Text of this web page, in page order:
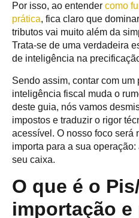
Por isso, ao entender como
prática, fica claro que
tributos vai muito além da
Trata-se de uma verdadeira
de inteligência na
Sendo assim, contar com um
inteligência fiscal muda o
deste guia, nós vamos
impostos e traduzir o rigor
acessível. O nosso foco será
importa para a sua
seu caixa.
O que é o
importação e